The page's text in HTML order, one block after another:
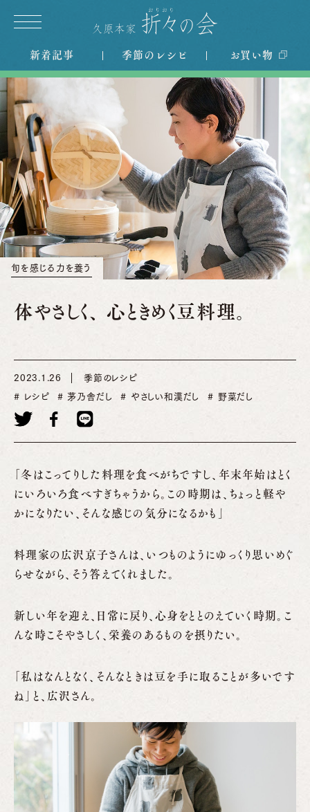
旬を感じる力を養う
体やさしく、 心ときめく豆料理。
2023.1.26 季節のレシピ
レシピ 茅乃舎だし やさしい和漢だし 野菜だし
「冬はこってりした料理を食べがちですし、年末年始はとく
にいろいろ食べすぎちゃうから。この時期は、ちょっと軽や
かになりたい、そんな感じの気分になるかも」
料理家の広沢京子さんは、いつものようにゆっくり思いめぐ
らせながら、そう答えてくれました。
新しい年を迎え、日常に戻り、心身をととのえていく時期。こ
んな時こそやさしく、栄養のあるものを摂りたい。
「私はなんとなく、そんなときは豆を手に取ることが多いです
ね」と、広沢さん。
新着記事 季節のレシピ お買い物